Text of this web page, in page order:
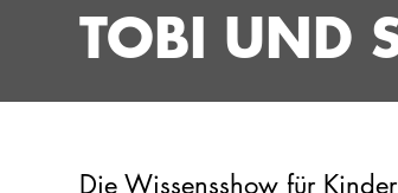
TOBI UND
Die Wissensshow für